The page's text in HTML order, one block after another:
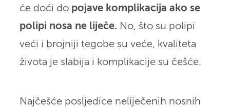
će doći do pojave komplikacija ako se
polipi nosa ne liječe. No, što su polipi
veći i brojniji tegobe su veće, kvaliteta
života je slabija i komplikacije su češće.
Najčešće posljedice neliječenih nosnih